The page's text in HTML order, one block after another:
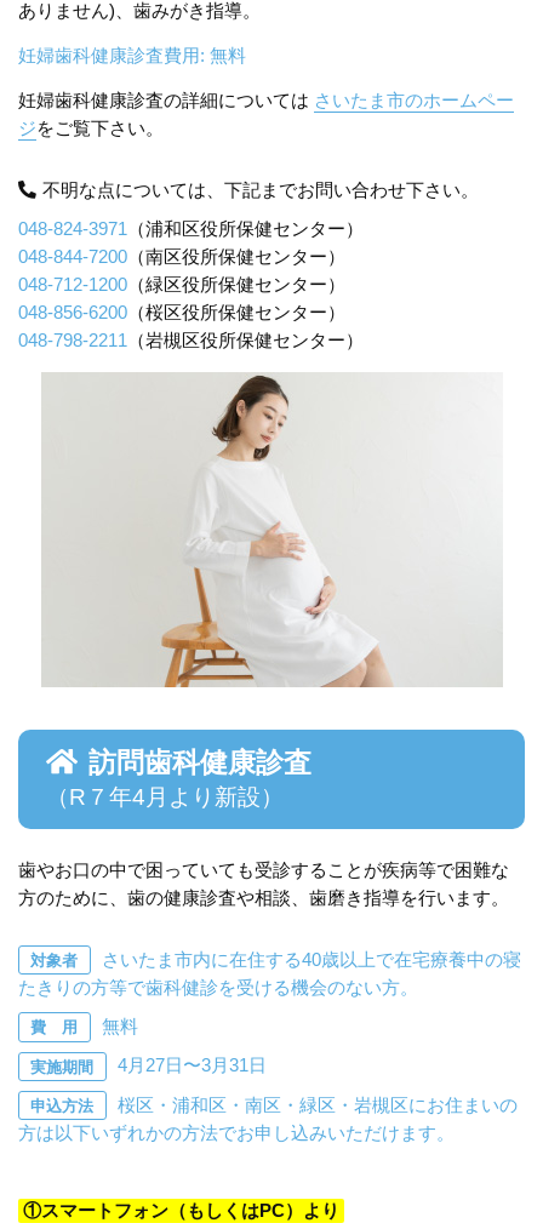
ありません)、歯みがき指導。
妊婦歯科健康診査費用: 無料
妊婦歯科健康診査の詳細については さいたま市のホームペー
ジをご覧下さい。
不明な点については、下記までお問い合わせ下さい。
048-824-3971 （浦和区役所保健センター）
048-844-7200 （南区役所保健センター）
048-712-1200 （緑区役所保健センター）
048-856-6200 （桜区役所保健センター）
048-798-2211 （岩槻区役所保健センター）
訪問歯科健康診査
（R７年4月より新設）
歯やお口の中で困っていても受診することが疾病等で困難な
方のために、歯の健康診査や相談、歯磨き指導を行います。
対象者
さいたま市内に在住する40歳以上で在宅療養中の寝
たきりの方等で歯科健診を受ける機会のない方。
費 用 無料
実施期間 4月27日〜3月31日
申込方法
桜区・浦和区・南区・緑区・岩槻区にお住まいの
方は以下いずれかの方法でお申し込みいただけます。
①スマートフォン（もしくはPC）より